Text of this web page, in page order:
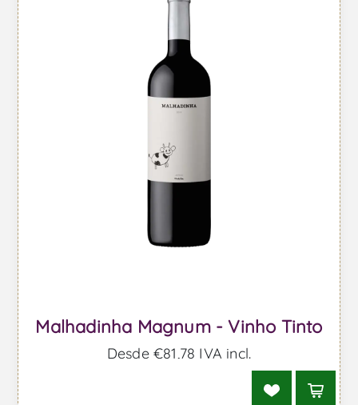
Malhadinha Magnum - Vinho Tinto
Desde €81,78 IVA incl.